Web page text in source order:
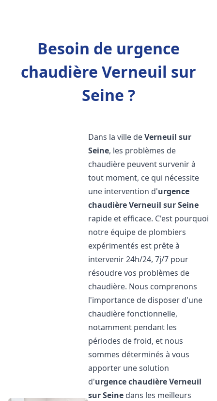
Besoin de urgence
chaudière Verneuil sur
Seine ?
Dans la ville deVerneuil sur
Seine, les problèmes de
chaudière peuvent survenir à
tout moment, ce qui nécessite
une intervention d'urgence
chaudièreVerneuil sur Seine
rapide et efficace. C'est pourquoi
notre équipe de plombiers
expérimentés est prête à
intervenir 24h/24, 7j/7 pour
résoudre vos problèmes de
chaudière. Nous comprenons
l'importance de disposer d'une
chaudière fonctionnelle,
notamment pendant les
périodes de froid, et nous
sommes déterminés à vous
apporter une solution
d'urgence chaudièreVerneuil
sur Seine dans les meilleurs